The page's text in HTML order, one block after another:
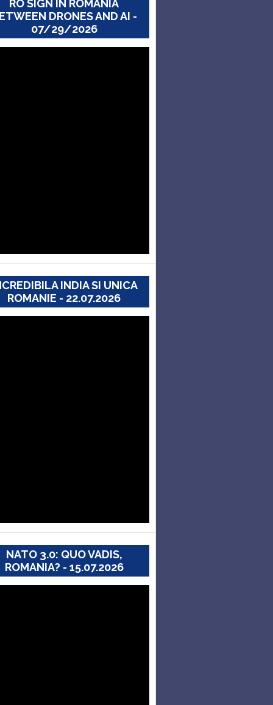
RO SIGN IN ROMANIA
DRONES AND AI -
07/29/2026
INDIA SI UNICA
ROMANIE - 22.07.2026
NATO 3.0: QUO VADIS,
ROMANIA? - 15.07.2026